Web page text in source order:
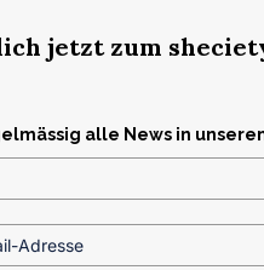
jetzt zum
alle News in